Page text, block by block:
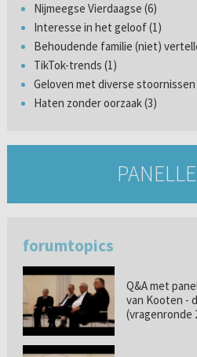
Nijmeegse Vierdaagse (6)
Interesse in het geloof (1)
Behoudende familie (niet)
TikTok-trends (1)
Geloven met diverse stoornissen
Haten zonder oorzaak (3)
forumtopics
Q&A met
van Kooten -
(vragenronde